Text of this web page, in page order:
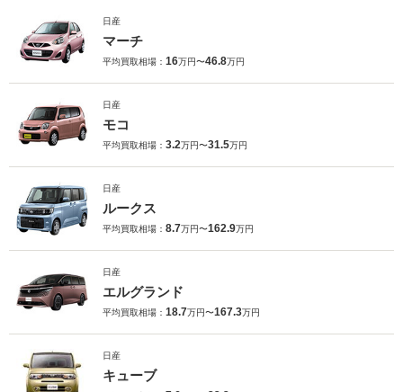
日産
マーチ
平均買取相場： 16万円〜46.8万円
日産
モコ
平均買取相場： 3.2万円〜31.5万円
日産
ルークス
平均買取相場： 8.7万円〜162.9万円
日産
エルグランド
平均買取相場： 18.7万円〜167.3万円
日産
キューブ